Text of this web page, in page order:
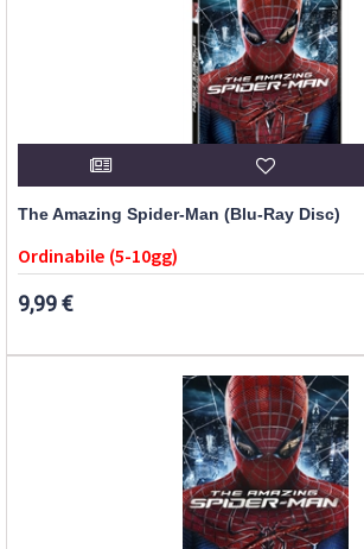
The Amazing Spider-Man (Blu-Ray Disc)
Ordinabile (5-10gg)
9,99 €